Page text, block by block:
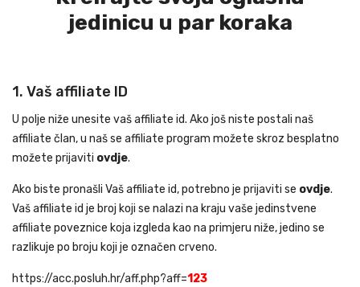
jedinicu u par koraka
1. Vaš affiliate ID
U polje niže unesite vaš affiliate id. Ako još niste postali naš
affiliate član, u naš se affiliate program možete skroz besplatno
možete prijaviti ovdje.
Ako biste pronašli Vaš affiliate id, potrebno je prijaviti se ovdje.
Vaš affiliate id je broj koji se nalazi na kraju vaše jedinstvene
affiliate poveznice koja izgleda kao na primjeru niže, jedino se
razlikuje po broju koji je označen crveno.
https://acc.posluh.hr/aff.php?aff=123